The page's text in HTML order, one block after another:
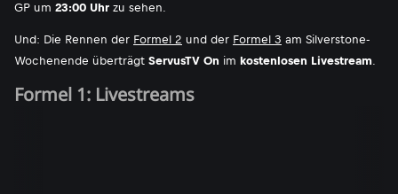
GP um 23:00 Uhr zu sehen.
Und: Die Rennen der Formel 2 und der Formel 3 am Silverstone-
Wochenende überträgt ServusTV On im kostenlosen Livestream.
Formel 1: Livestreams